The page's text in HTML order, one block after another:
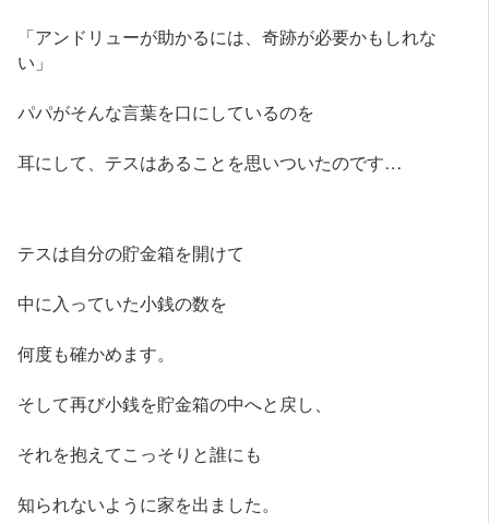
「アンドリューが助かるには、奇跡が必要かもしれな
い」
パパがそんな言葉を口にしているのを
耳にして、テスはあることを思いついたのです…
テスは自分の貯金箱を開けて
中に入っていた小銭の数を
何度も確かめます。
そして再び小銭を貯金箱の中へと戻し、
それを抱えてこっそりと誰にも
知られないように家を出ました。